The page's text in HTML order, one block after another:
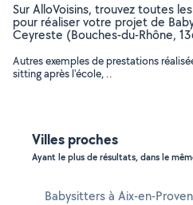
Sur AlloVoisins, trouvez toutes
pour réaliser votre projet de
Ceyreste (Bouches-du-Rhône,
Autres exemples de prestations
sitting après l'école, ..
Villes proches
Ayant le plus de résultats, dans le
Babysitters à Aix-en-